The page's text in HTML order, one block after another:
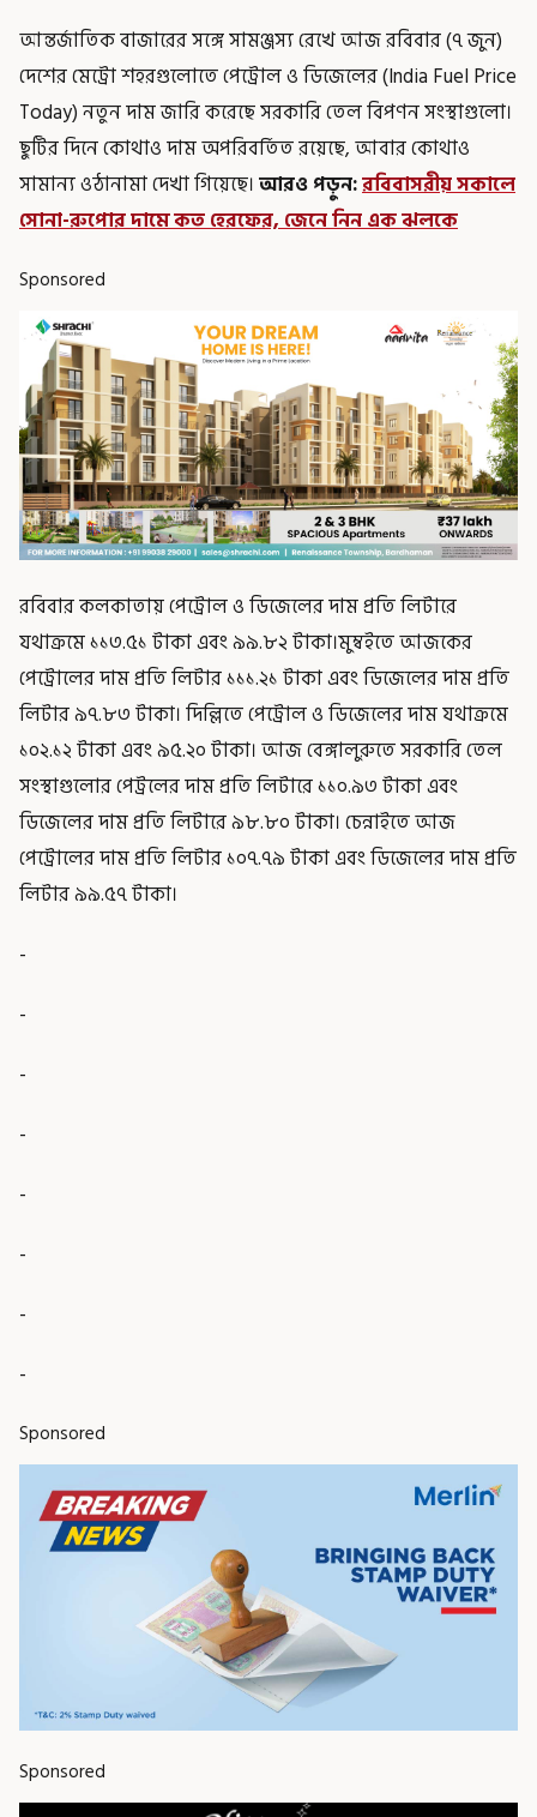
আন্তর্জাতিক বাজারের সঙ্গে সামঞ্জস্য রেখে আজ রবিবার (৭ জুন)
দেশের মেট্রো শহরগুলোতে পেট্রোল ও ডিজেলের (India Fuel Price
Today) নতুন দাম জারি করেছে সরকারি তেল বিপণন সংস্থাগুলো।
ছুটির দিনে কোথাও দাম অপরিবর্তিত রয়েছে, আবার কোথাও
সামান্য ওঠানামা দেখা গিয়েছে।আরও পড়ুন:রবিবাসরীয় সকালে
সোনা-রুপোর দামে কত হেরফের, জেনে নিন এক ঝলকে
Sponsored
রবিবার কলকাতায় পেট্রোল ও ডিজেলের দাম প্রতি লিটারে
যথাক্রমে ১১৩.৫১ টাকা এবং ৯৯.৮২ টাকা।মুম্বইতে আজকের
পেট্রোলের দাম প্রতি লিটার ১১১.২১ টাকা এবং ডিজেলের দাম প্রতি
লিটার ৯৭.৮৩ টাকা। দিল্লিতে পেট্রোল ও ডিজেলের দাম যথাক্রমে
১০২.১২ টাকা এবং ৯৫.২০ টাকা। আজ বেঙ্গালুরুতে সরকারি তেল
সংস্থাগুলোর পেট্রলের দাম প্রতি লিটারে ১১০.৯৩ টাকা এবং
ডিজেলের দাম প্রতি লিটারে ৯৮.৮০ টাকা। চেন্নাইতে আজ
পেট্রোলের দাম প্রতি লিটার ১০৭.৭৯ টাকা এবং ডিজেলের দাম প্রতি
লিটার ৯৯.৫৭ টাকা।
-
-
-
-
-
-
-
-
Sponsored
Sponsored